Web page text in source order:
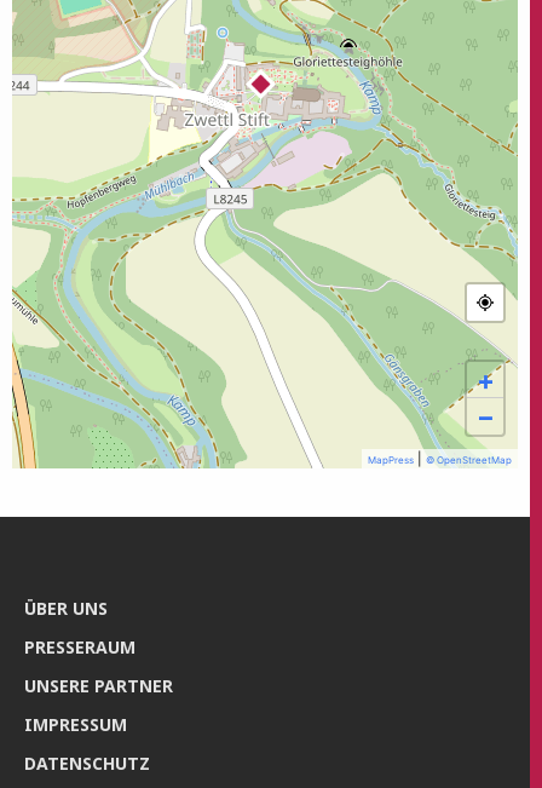
+
−
MapPress © OpenStreetMap
ÜBER UNS
PRES­SE­RAUM
UNSE­RE PARTNER
IMPRES­SUM
DATEN­SCHUTZ